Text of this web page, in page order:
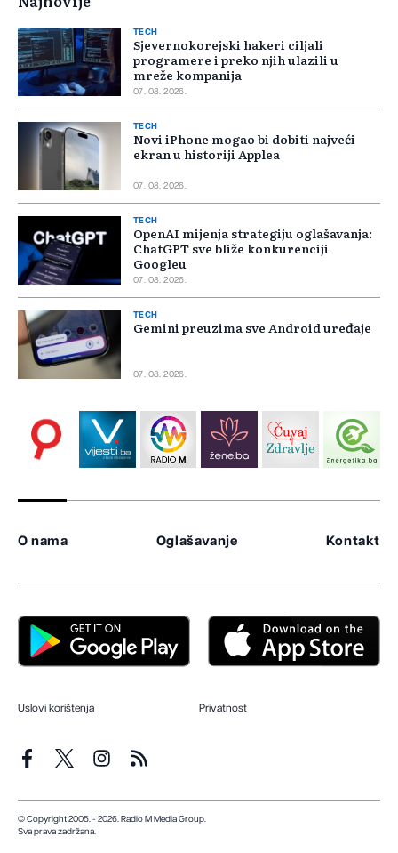
TECH
Sjevernokorejski hakeri ciljali
programere i preko njih ulazili u
mreže kompanija
07. 08. 2026.
TECH
Novi iPhone mogao bi dobiti najveći
ekran u historiji Applea
07. 08. 2026.
TECH
OpenAI mijenja strategiju oglašavanja:
ChatGPT sve bliže konkurenciji
Googleu
07. 08. 2026.
TECH
Gemini preuzima sve Android uređaje
07. 08. 2026.
O nama Oglašavanje Kontakt
Uslovi korištenja Privatnost
© Copyright 2005. - 2026. Radio M Media Group.
Sva prava zadržana.